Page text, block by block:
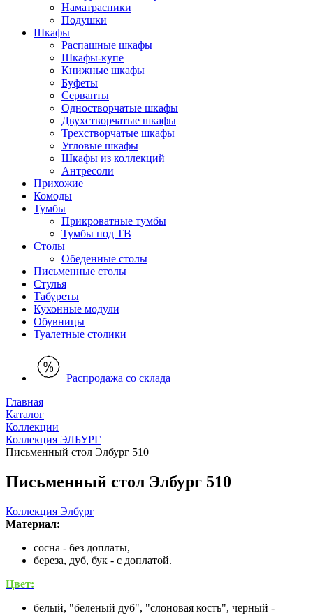
Наматрасники
Подушки
Шкафы
Распашные шкафы
Шкафы-купе
Книжные шкафы
Буфеты
Серванты
Одностворчатые шкафы
Двухстворчатые шкафы
Трехстворчатые шкафы
Угловые шкафы
Шкафы из коллекций
Антресоли
Прихожие
Комоды
Тумбы
Прикроватные тумбы
Тумбы под ТВ
Столы
Обеденные столы
Письменные столы
Стулья
Табуреты
Кухонные модули
Обувницы
Туалетные столики
Распродажа со склада
Главная
Каталог
Коллекции
Коллекция ЭЛБУРГ
Письменный стол Элбург 510
Письменный стол Элбург 510
Коллекция Элбург
Материал:
сосна - без доплаты,
береза, дуб, бук - с доплатой.
Цвет:
белый, "беленый дуб", "слоновая кость", черный -